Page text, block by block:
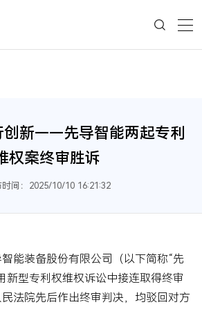
创新——先导智能两起专利
权案终审胜诉
时间：2025/10/10 16:21:32
能装备股份有限公司（以下简称“先
新型专利权维权诉讼中接连取得终审
法院先后作出终审判决，均驳回对方